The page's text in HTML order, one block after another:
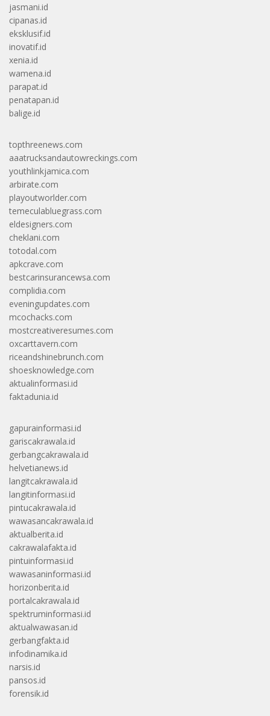
jasmani.id
cipanas.id
eksklusif.id
inovatif.id
xenia.id
wamena.id
parapat.id
penatapan.id
balige.id
topthreenews.com
aaatrucksandautowreckings.com
youthlinkjamica.com
arbirate.com
playoutworlder.com
temeculabluegrass.com
eldesigners.com
cheklani.com
totodal.com
apkcrave.com
bestcarinsurancewsa.com
complidia.com
eveningupdates.com
mcochacks.com
mostcreativeresumes.com
oxcarttavern.com
riceandshinebrunch.com
shoesknowledge.com
aktualinformasi.id
faktadunia.id
gapurainformasi.id
gariscakrawala.id
gerbangcakrawala.id
helvetianews.id
langitcakrawala.id
langitinformasi.id
pintucakrawala.id
wawasancakrawala.id
aktualberita.id
cakrawalafakta.id
pintuinformasi.id
wawasaninformasi.id
horizonberita.id
portalcakrawala.id
spektruminformasi.id
aktualwawasan.id
gerbangfakta.id
infodinamika.id
narsis.id
pansos.id
forensik.id